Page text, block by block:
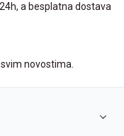
a besplatna dostava
novostima.